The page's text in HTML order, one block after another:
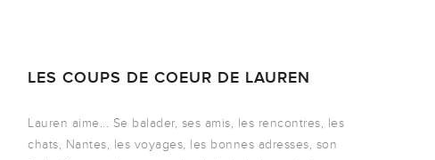
LES COUPS DE COEUR DE LAUREN
Lauren aime... Se balader, ses amis, les rencontres, les
chats, Nantes, les voyages, les bonnes adresses, son